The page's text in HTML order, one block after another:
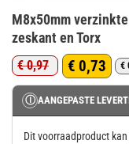
M8x50mm
zeskant en Torx
€0,97
Oorspronkelijke
prijs
was:
€ 0,97.
€ 0,73
Huidige
prijs
is:
€ 0,73.
€
Ⓘ AANGEPASTE
Dit voorraadproduct